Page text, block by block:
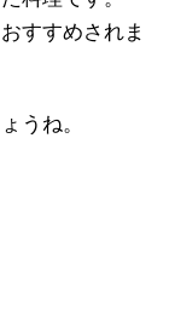
すすめされま
うね。